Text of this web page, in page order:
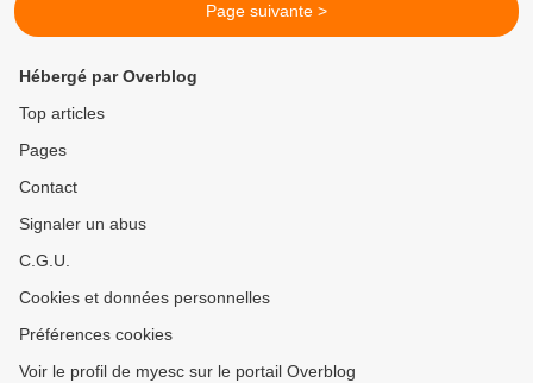
Page suivante >
Hébergé par Overblog
Top articles
Pages
Contact
Signaler un abus
C.G.U.
Cookies et données personnelles
Préférences cookies
Voir le profil de myesc sur le portail Overblog